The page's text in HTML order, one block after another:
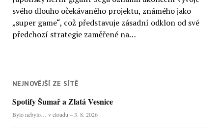
NEJNOVĚJŠÍ ZE SÍTĚ
Spotify Šumař a Zlatá Vesnice
Bylo nebylo… v cloudu – 3. 8. 2026
svého dlouho očekávaného projektu, známého jako
„super game“, což představuje zásadní odklon od své
předchozí strategie zaměřené na…